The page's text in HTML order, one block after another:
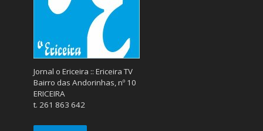
Jornal o Ericeira :: Ericeira TV
Bairro das Andorinhas, nº 10
ERICEIRA
t. 261 863 642